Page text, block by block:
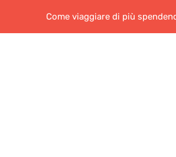
Come viaggiare di più